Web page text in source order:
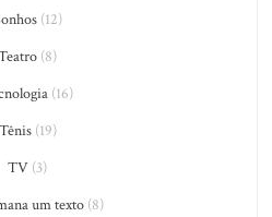
(12)
(8)
(16)
Tênis(19)
TV (3)
um texto (8)